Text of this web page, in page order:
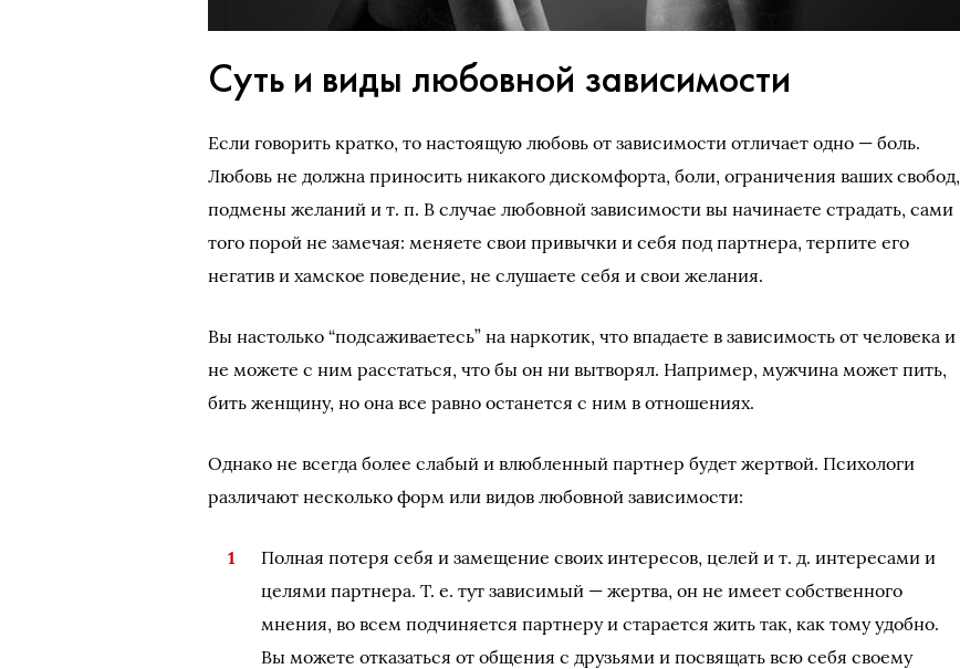
Суть и виды любовной зависимости
Если говорить кратко, то настоящую любовь от зависимости отличает одно — боль.
Любовь не должна приносить никакого дискомфорта, боли, ограничения ваших свобод,
подмены желаний и т. п. В случае любовной зависимости вы начинаете страдать, сами
того порой не замечая: меняете свои привычки и себя под партнера, терпите его
негатив и хамское поведение, не слушаете себя и свои желания.
Вы настолько “подсаживаетесь” на наркотик, что впадаете в зависимость от человека и
не можете с ним расстаться, что бы он ни вытворял. Например, мужчина может пить,
бить женщину, но она все равно останется с ним в отношениях.
Однако не всегда более слабый и влюбленный партнер будет жертвой. Психологи
различают несколько форм или видов любовной зависимости:
Полная потеря себя и замещение своих интересов, целей и т. д. интересами и
целями партнера. Т. е. тут зависимый — жертва, он не имеет собственного
мнения, во всем подчиняется партнеру и старается жить так, как тому удобно.
Вы можете отказаться от общения с друзьями и посвящать всю себя своему